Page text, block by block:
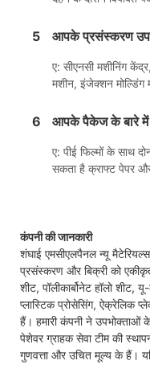
5 आपके प्रसंस्करण
ए: सीएनसी मशीनिंग
मशीन, इंजेक्शन मोल्डिंग
6 आपके पैकेज के बारे में
ए: पीई फिल्मों के साथ
सकता है क्राफ्ट पेपर
कंपनी की जानकारी
शंघाई एमसीएलपैनल न्यू
प्रसंस्करण और बिक्री को
शीट, पॉलीकार्बोनेट हॉलो शीट,
प्लास्टिक प्रोसेसिंग, ऐक्रेलिक
हैं। हमारी कंपनी ने उपभोक्ताओं
पेशेवर ग्राहक सेवा टीम की
गुणवत्ता और उचित मूल्य के हैं।